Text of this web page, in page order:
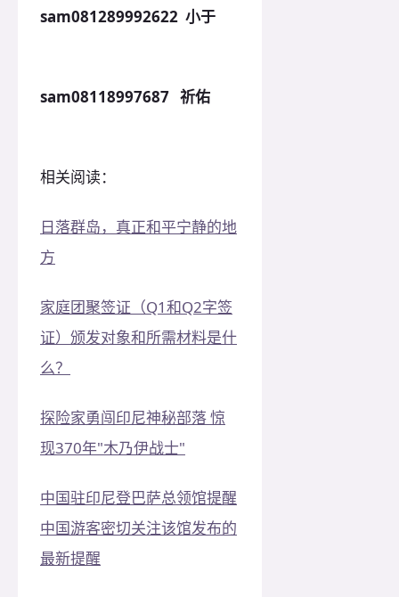
sam081289992622 小于
sam08118997687 祈佑
相关阅读：
日落群岛，真正和平宁静的地
方
家庭团聚签证（Q1和Q2字签
证）颁发对象和所需材料是什
么？
探险家勇闯印尼神秘部落 惊
现370年"木乃伊战士"
中国驻印尼登巴萨总领馆提醒
中国游客密切关注该馆发布的
最新提醒